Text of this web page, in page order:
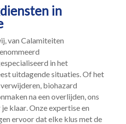
in
van Calamiteiten
in het
uitdagende situaties.​ Of het
biohazard
na een overlijden, ons
klaar.​ Onze expertise en
ervoor dat elke klus met de